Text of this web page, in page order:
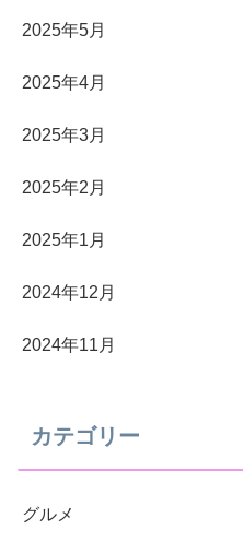
2025年5月
2025年4月
2025年3月
2025年2月
2025年1月
2024年12月
2024年11月
カテゴリー
グルメ